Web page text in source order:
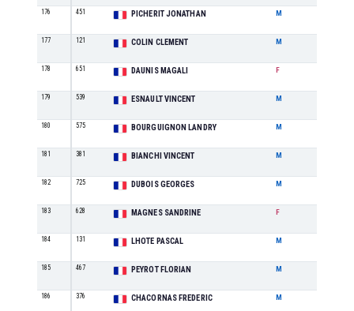
176 451 PICHERIT JONATHAN M
177 121 COLIN CLEMENT M
178 651 DAUNIS MAGALI F
179 539 ESNAULT VINCENT M
180 575 BOURGUIGNON LANDRY M
181 381 BIANCHI VINCENT M
182 725 DUBOIS GEORGES M
183 628 MAGNES SANDRINE F
184 131 LHOTE PASCAL M
185 467 PEYROT FLORIAN M
186 376 CHACORNAS FREDERIC M